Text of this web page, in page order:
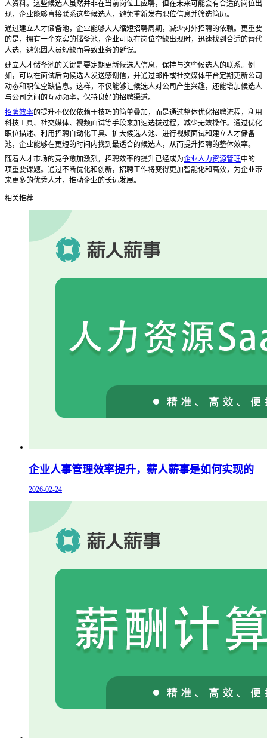
人资料。这些候选人虽然并非在当前岗位上应聘，但在未来可能会有合适的岗位出
现，企业能够直接联系这些候选人，避免重新发布职位信息并筛选简历。
通过建立人才储备池，企业能够大大缩短招聘周期，减少对外招聘的依赖。更重要
的是，拥有一个充实的储备池，企业可以在岗位空缺出现时，迅速找到合适的替代
人选，避免因人员短缺而导致业务的延误。
建立人才储备池的关键是要定期更新候选人信息，保持与这些候选人的联系。例
如，可以在面试后向候选人发送感谢信，并通过邮件或社交媒体平台定期更新公司
动态和职位空缺信息。这样，不仅能够让候选人对公司产生兴趣，还能增加候选人
与公司之间的互动频率，保持良好的招聘渠道。
招聘效率的提升不仅仅依赖于技巧的简单叠加，而是通过整体优化招聘流程，利用
科技工具、社交媒体、视频面试等手段来加速选拔过程，减少无效操作。通过优化
职位描述、利用招聘自动化工具、扩大候选人池、进行视频面试和建立人才储备
池，企业能够在更短的时间内找到最适合的候选人，从而提升招聘的整体效率。
随着人才市场的竞争愈加激烈，招聘效率的提升已经成为企业人力资源管理中的一
项重要课题。通过不断优化和创新，招聘工作将变得更加智能化和高效，为企业带
来更多的优秀人才，推动企业的长远发展。
相关推荐
企业人事管理效率提升，薪人薪事是如何实现的
2026-02-24